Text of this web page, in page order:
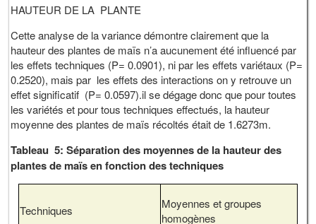
HAUTEUR DE LA PLANTE
Cette analyse de la variance démontre clairement que la
hauteur des plantes de maïs n’a aucunement été influencé par
les effets techniques (P= 0.0901), ni par les effets variétaux (P=
0.2520), mais par les effets des interactions on y retrouve un
effet significatif (P= 0.0597).il se dégage donc que pour toutes
les variétés et pour tous techniques effectués, la hauteur
moyenne des plantes de maïs récoltés était de 1.6273m.
Tableau 5: Séparation des moyennes de la hauteur des
plantes de maïs en fonction des techniques
Techniques
Moyennes et groupes
homogènes